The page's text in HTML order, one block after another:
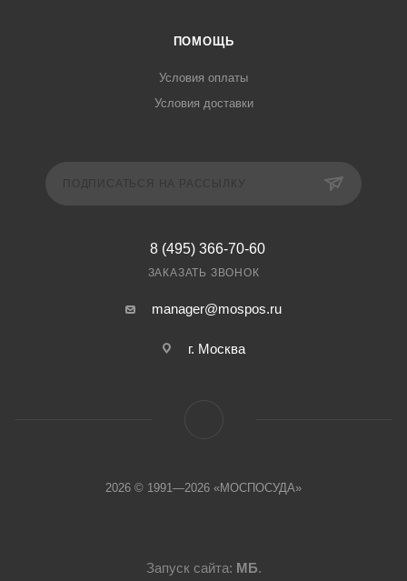
ПОМОЩЬ
Условия оплаты
Условия доставки
8 (495) 366-70-60
ЗАКАЗАТЬ ЗВОНОК
manager@mospos.ru
г. Москва
2026 © 1991—2026 «МОСПОСУДА»
Запуск сайта: МБ.